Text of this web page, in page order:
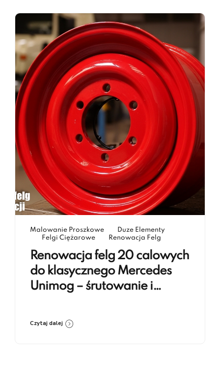
Malowanie Proszkowe
Duze Elementy
Felgi Ciężarowe
Renowacja Felg
Renowacja felg 20 calowych
do klasycznego Mercedes
Unimog – śrutowanie i
Czytaj dalej